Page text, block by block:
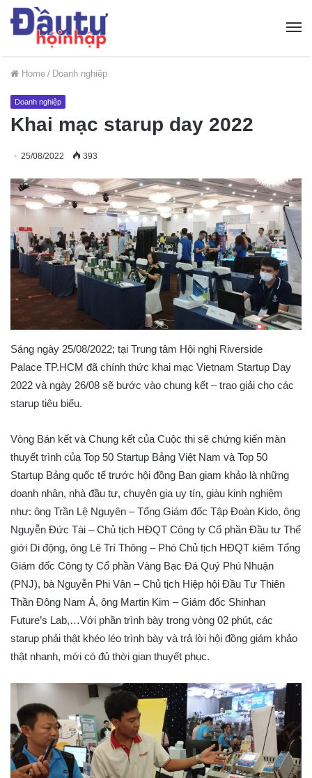
Home / Doanh nghiệp
Doanh nghiệp
Khai mạc starup day 2022
25/08/2022 393
Sáng ngày 25/08/2022; tại Trung tâm Hội nghị Riverside
Palace TP.HCM đã chính thức khai mạc Vietnam Startup Day
2022 và ngày 26/08 sẽ bước vào chung kết – trao giải cho các
starup tiêu biểu.
Vòng Bán kết và Chung kết của Cuộc thi sẽ chứng kiến màn
thuyết trình của Top 50 Startup Bảng Việt Nam và Top 50
Startup Bảng quốc tế trước hội đồng Ban giam khảo là những
doanh nhân, nhà đầu tư, chuyên gia uy tín, giàu kinh nghiệm
như: ông Trần Lệ Nguyên – Tổng Giám đốc Tập Đoàn Kido, ông
Nguyễn Đức Tài – Chủ tịch HĐQT Công ty Cổ phần Đầu tư Thế
giới Di động, ông Lê Trí Thông – Phó Chủ tịch HĐQT kiêm Tổng
Giám đốc Công ty Cổ phần Vàng Bạc Đá Quý Phú Nhuận
(PNJ), bà Nguyễn Phi Vân – Chủ tịch Hiệp hội Đầu Tư Thiên
Thần Đông Nam Á, ông Martin Kim – Giám đốc Shinhan
Future’s Lab,…Với phần trình bày trong vòng 02 phút, các
starup phải thật khéo léo trình bày và trả lời hội đồng giám khảo
thật nhanh, mới có đủ thời gian thuyết phục.